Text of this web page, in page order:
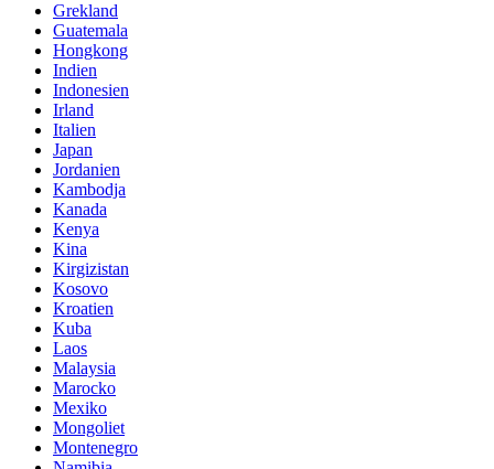
Grekland
Guatemala
Hongkong
Indien
Indonesien
Irland
Italien
Japan
Jordanien
Kambodja
Kanada
Kenya
Kina
Kirgizistan
Kosovo
Kroatien
Kuba
Laos
Malaysia
Marocko
Mexiko
Mongoliet
Montenegro